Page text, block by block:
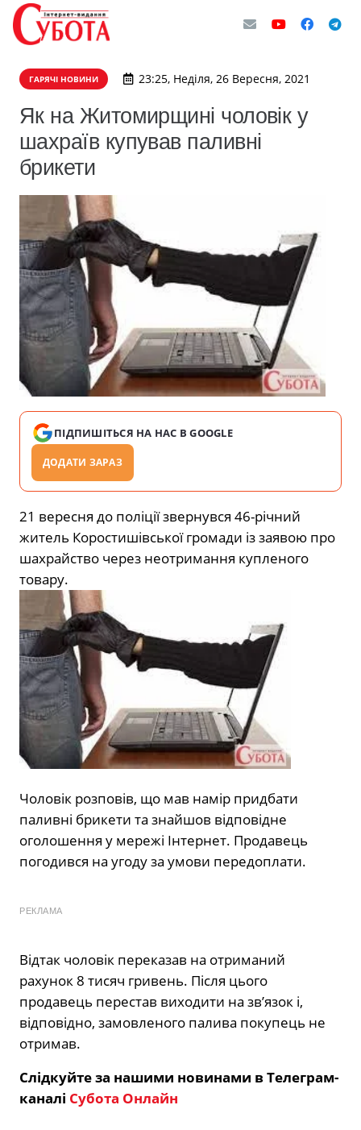
ГАРЯЧІ НОВИНИ 23:25, Неділя, 26 Вересня, 2021
Як на Житомирщині чоловік у
шахраїв купував паливні
брикети
ПІДПИШІТЬСЯ НА НАС В GOOGLE
ДОДАТИ ЗАРАЗ
21 вересня до поліції звернувся 46-річний
житель Коростишівської громади із заявою про
шахрайство через неотримання купленого
товару.
Чоловік розповів, що мав намір придбати
паливні брикети та знайшов відповідне
оголошення у мережі Інтернет. Продавець
погодився на угоду за умови передоплати.
РЕКЛАМА
Відтак чоловік переказав на отриманий
рахунок 8 тисяч гривень. Після цього
продавець перестав виходити на зв’язок і,
відповідно, замовленого палива покупець не
отримав.
Слідкуйте за нашими новинами в Телеграм-
каналі Субота Онлайн